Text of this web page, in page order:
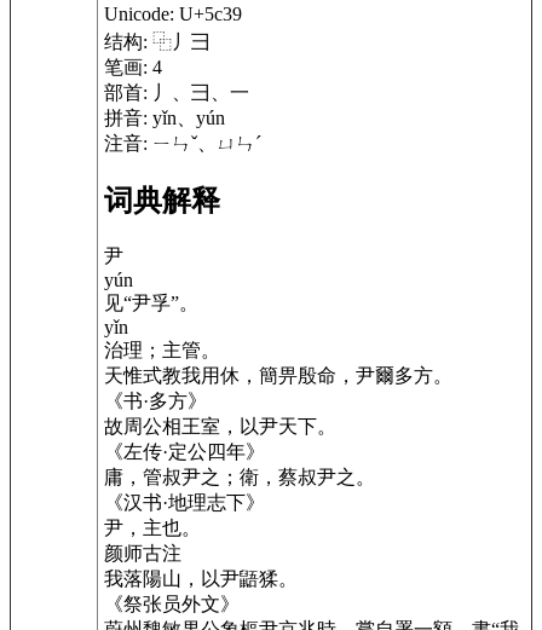
Unicode: U+5c39
结构: ⿻丿⺕
笔画: 4
部首: 丿、彐、一
拼音: yǐn、yún
注音: ㄧㄣˇ、ㄩㄣˊ
词典解释
尹
yún
见“尹孚”。
yǐn
治理；主管。
天惟式教我用休，簡畀殷命，尹爾多方。
《书·多方》
故周公相王室，以尹天下。
《左传·定公四年》
庸，管叔尹之；衛，蔡叔尹之。
《汉书·地理志下》
尹，主也。
颜师古注
我落陽山，以尹鼯猱。
《祭张员外文》